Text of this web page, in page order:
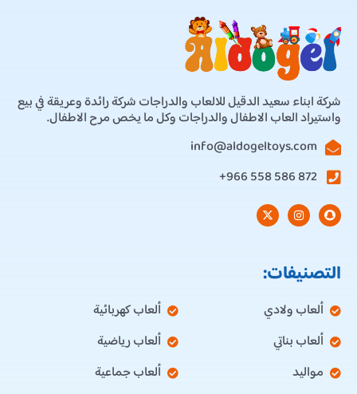
شركة ابناء سعيد الدقيل للالعاب والدراجات شركة رائدة وعريقة في بيع
واستيراد العاب الاطفال والدراجات وكل ما يخص مرح الاطفال.
info@aldogeltoys.com
872 586 558 966+
التصنيفات:
ألعاب ولادي
ألعاب بناتي
مواليد
ألعاب كهربائية
ألعاب رياضية
ألعاب جماعية